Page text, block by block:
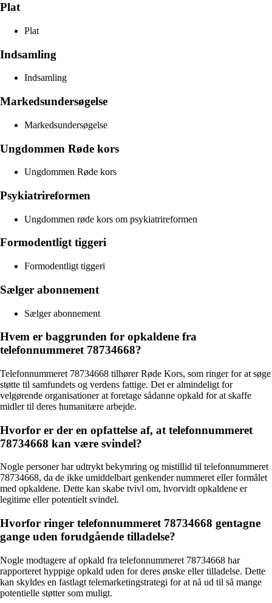
Plat
Plat
Indsamling
Indsamling
Markedsundersøgelse
Markedsundersøgelse
Ungdommen Røde kors
Ungdommen Røde kors
Psykiatrireformen
Ungdommen røde kors om psykiatrireformen
Formodentligt tiggeri
Formodentligt tiggeri
Sælger abonnement
Sælger abonnement
Hvem er baggrunden for opkaldene fra
telefonnummeret 78734668?
Telefonnummeret 78734668 tilhører Røde Kors, som ringer for at søge
støtte til samfundets og verdens fattige. Det er almindeligt for
velgørende organisationer at foretage sådanne opkald for at skaffe
midler til deres humanitære arbejde.
Hvorfor er der en opfattelse af, at telefonnummeret
78734668 kan være svindel?
Nogle personer har udtrykt bekymring og mistillid til telefonnummeret
78734668, da de ikke umiddelbart genkender nummeret eller formålet
med opkaldene. Dette kan skabe tvivl om, hvorvidt opkaldene er
legitime eller potentielt svindel.
Hvorfor ringer telefonnummeret 78734668 gentagne
gange uden forudgående tilladelse?
Nogle modtagere af opkald fra telefonnummeret 78734668 har
rapporteret hyppige opkald uden for deres ønske eller tilladelse. Dette
kan skyldes en fastlagt telemarketingstrategi for at nå ud til så mange
potentielle støtter som muligt.